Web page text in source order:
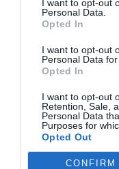
I want to opt-out
Personal Data.
Opted In
I want to opt-out
Personal Data
Opted In
I want to opt-out
Retention, Sale,
Personal Data
Purposes for
Opted Out
CONFIRM
XXXV